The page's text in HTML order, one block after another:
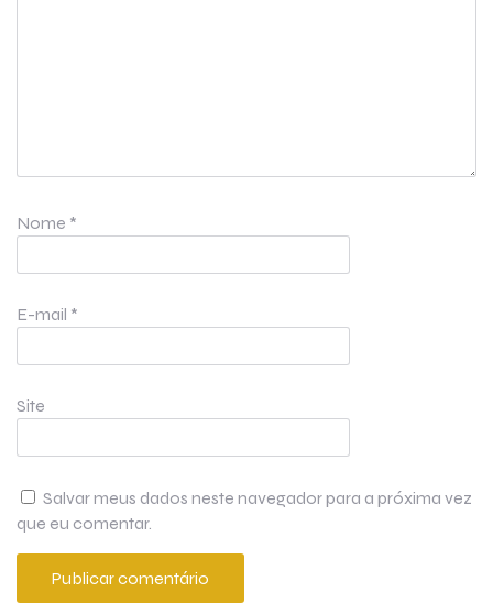
Nome *
E-mail *
Site
Salvar meus dados neste navegador para a próxima vez
que eu comentar.